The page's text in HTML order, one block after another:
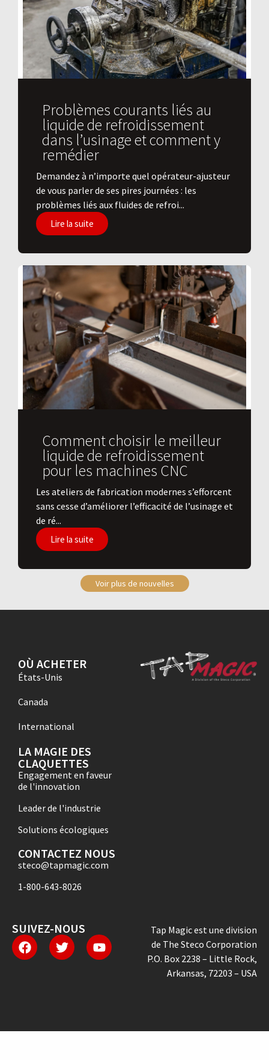
Problèmes courants liés au
liquide de refroidissement
dans l’usinage et comment y
remédier
Demandez à n’importe quel opérateur-ajusteur
de vous parler de ses pires journées : les
problèmes liés aux fluides de refroi...
Lire la suite
Comment choisir le meilleur
liquide de refroidissement
pour les machines CNC
Les ateliers de fabrication modernes s’efforcent
sans cesse d’améliorer l’efficacité de l’usinage et
de ré...
Lire la suite
Voir plus de nouvelles
OÙ ACHETER
États-Unis
Canada
International
LA MAGIE DES
CLAQUETTES
Engagement en faveur
de l'innovation
Leader de l'industrie
Solutions écologiques
CONTACTEZ NOUS
steco@tapmagic.com
1-800-643-8026
SUIVEZ-NOUS
Tap Magic est une division
de The Steco Corporation
P.O. Box 2238 – Little Rock,
Arkansas, 72203 – USA